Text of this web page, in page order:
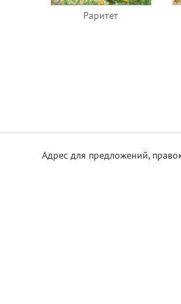
Раритет
Адрес для предложений,